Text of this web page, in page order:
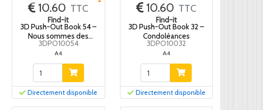
10.60 TTC
Find-it
3D Push-Out Book 54 –
Nous sommes des
hommes
3DPO10054
A4
Directement disponible
10.60 TTC
Find-it
3D Push-Out Book 32 –
Condoléances
3DPO10032
A4
Directement disponible